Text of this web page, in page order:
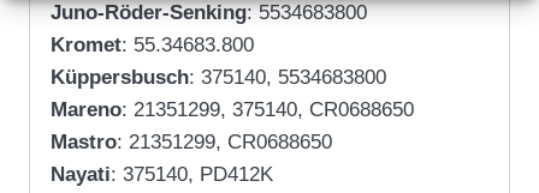
Juno-Röder-Senking: 5534683800
Kromet: 55.34683.800
Küppersbusch: 375140, 5534683800
Mareno: 21351299, 375140, CR0688650
Mastro: 21351299, CR0688650
Nayati: 375140, PD412K